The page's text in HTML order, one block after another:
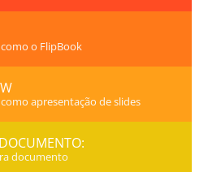
o FlipBook
apresentação de slides
documento